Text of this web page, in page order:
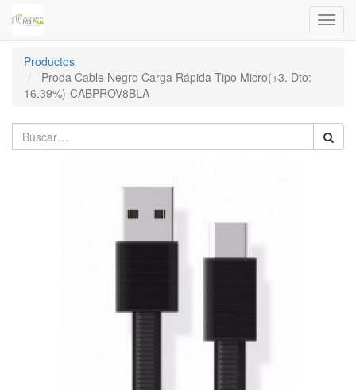
Menú
de
Productos
Proda Cable Negro Carga Rápida Tipo Micro(+3. Dto:
16.39%)-CABPROV8BLA